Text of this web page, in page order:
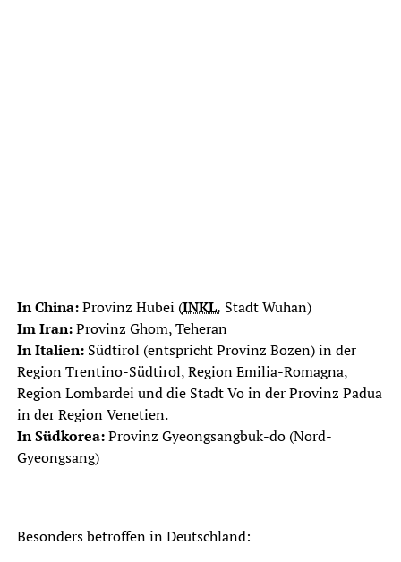
In China:Provinz Hubei (INKL. Stadt Wuhan)
Im Iran:Provinz Ghom, Teheran
In Italien: Südtirol (entspricht Provinz Bozen) in der
Region Trentino-Südtirol, Region Emilia-Romagna,
Region Lombardei und die Stadt Vo in der Provinz Padua
in der Region Venetien.
In Südkorea:Provinz Gyeongsangbuk-do (Nord-
Gyeongsang)
Besonders betroffen in Deutschland: